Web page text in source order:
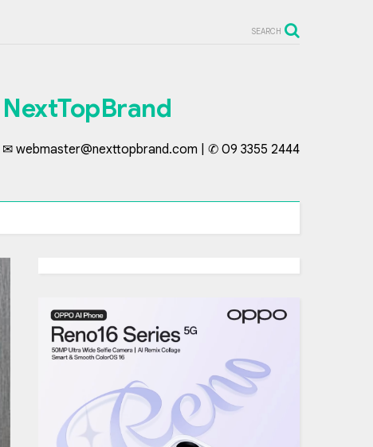
SEARCH
NextTopBrand
✉ webmaster@nexttopbrand.com | ✆ 09 3355 2444